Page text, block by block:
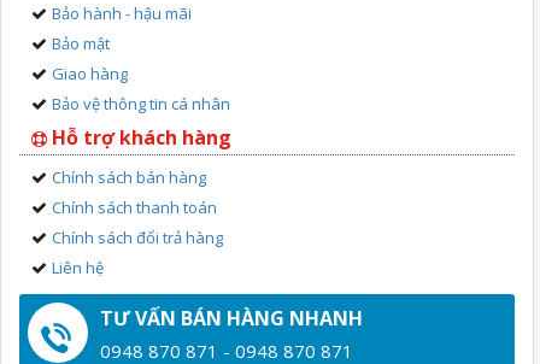
Bảo hành - hậu mãi
Bảo mật
Giao hàng
Bảo vệ thông tin cá nhân
Hỗ trợ khách hàng
Chính sách bán hàng
Chính sách thanh toán
Chính sách đổi trả hàng
Liên hệ
TƯ VẤN BÁN HÀNG NHANH
0948 870 871 - 0948 870 871